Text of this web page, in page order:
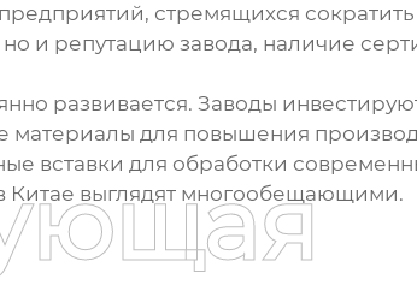
стремящихся
и репутацию завода, наличие
развивается. Заводы
для повышения
вставки для обработки
Китае выглядят многообещающими.